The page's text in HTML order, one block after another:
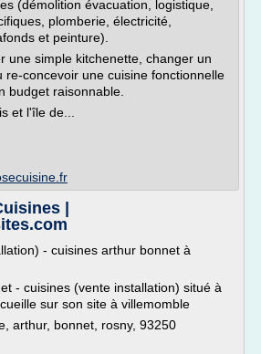
(démolition évacuation, logistique,
plomberie, électricité,
et peinture).
une simple kitchenette, changer un
re-concevoir une cuisine fonctionnelle
budget raisonnable.
et l'île de...
|
- cuisines arthur bonnet à
- cuisines (vente installation) situé à
sur son site à villemomble
arthur, bonnet, rosny, 93250